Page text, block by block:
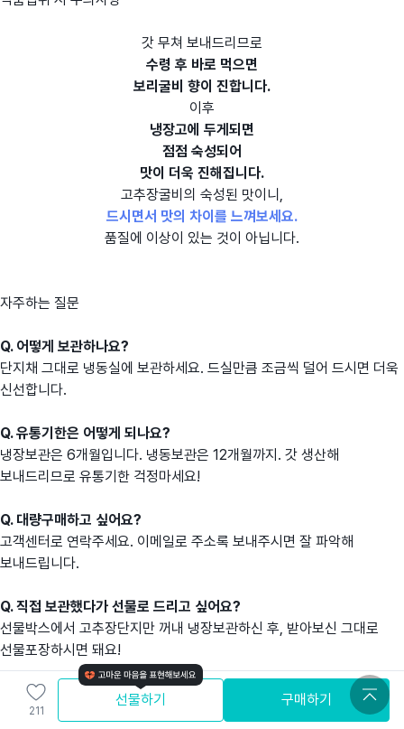
갓 무쳐 보내드리므로
수령 후 바로 먹으면
보리굴비 향이 진합니다.
이후
냉장고에 두게되면
점점 숙성되어
맛이 더욱 진해집니다.
고추장굴비의 숙성된 맛이니,
드시면서 맛의 차이를 느껴보세요.
품질에 이상이 있는 것이 아닙니다.
자주하는 질문
Q. 어떻게 보관하나요?
단지채 그대로 냉동실에 보관하세요. 드실만큼 조금씩 덜어 드시면 더욱
신선합니다.
Q. 유통기한은 어떻게 되나요?
냉장보관은 6개월입니다. 냉동보관은 12개월까지. 갓 생산해
보내드리므로 유통기한 걱정마세요!
Q. 대량구매하고 싶어요?
고객센터로 연락주세요. 이메일로 주소록 보내주시면 잘 파악해
보내드립니다.
Q. 직접 보관했다가 선물로 드리고 싶어요?
선물박스에서 고추장단지만 꺼내 냉장보관하신 후, 받아보신 그대로
선물포장하시면 돼요!
Q. 주문자와 받는분이 달라요?
고객센터로 연락주세요.
211
선물하기 구매하기